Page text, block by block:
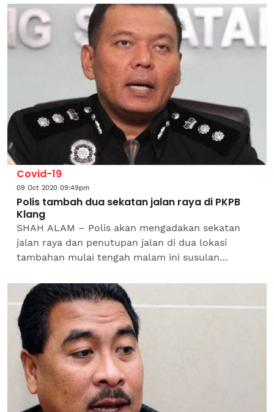
bala. Pakar...
Covid-19
09 Oct 2020 09:49pm
Polis tambah dua sekatan jalan raya di PKPB
Klang
SHAH ALAM – Polis akan mengadakan sekatan
jalan raya dan penutupan jalan di dua lokasi
tambahan mulai tengah malam ini susulan
Bersyarat (PKPB) di mukim...